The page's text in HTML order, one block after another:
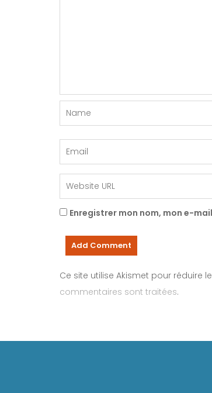
Enregistrer mon nom, mon e-
Ce site utilise Akismet pour réduire
commentaires sont traitées.